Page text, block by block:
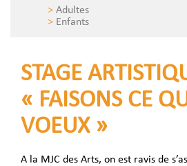
Adultes
Enfants
STAGE
« FAISONS CE
VOEUX »
A la MJC des Arts , on est ravis de